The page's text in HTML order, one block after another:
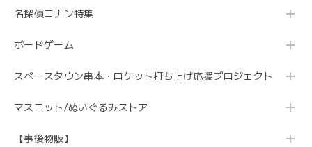
名探偵コナン特集
ボードゲーム
スペースタウン串本・ロケット打ち上げ応援プロジェクト
マスコット/ぬいぐるみストア
【事後物販】